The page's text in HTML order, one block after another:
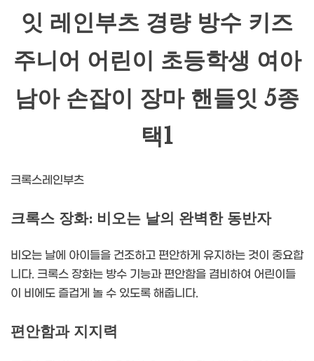
잇 레인부츠 경량 방수 키즈
주니어 어린이 초등학생 여아
남아 손잡이 장마 핸들잇 5종
택1
크록스레인부츠
크록스 장화: 비오는 날의 완벽한 동반자
비오는 날에 아이들을 건조하고 편안하게 유지하는 것이 중요합
니다. 크록스 장화는 방수 기능과 편안함을 겸비하여 어린이들
이 비에도 즐겁게 놀 수 있도록 해줍니다.
편안함과 지지력